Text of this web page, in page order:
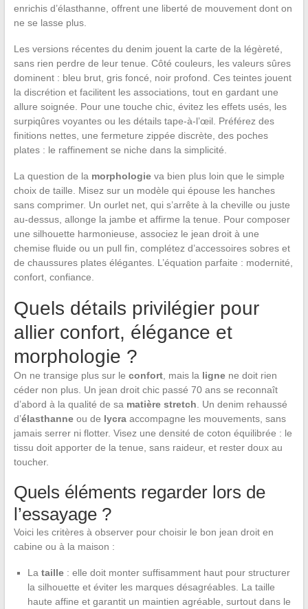
enrichis d’élasthanne, offrent une liberté de mouvement dont on
ne se lasse plus.
Les versions récentes du denim jouent la carte de la légèreté,
sans rien perdre de leur tenue. Côté couleurs, les valeurs sûres
dominent : bleu brut, gris foncé, noir profond. Ces teintes jouent
la discrétion et facilitent les associations, tout en gardant une
allure soignée. Pour une touche chic, évitez les effets usés, les
surpiqûres voyantes ou les détails tape-à-l’œil. Préférez des
finitions nettes, une fermeture zippée discrète, des poches
plates : le raffinement se niche dans la simplicité.
La question de la morphologieva bien plus loin que le simple
choix de taille. Misez sur un modèle qui épouse les hanches
sans comprimer. Un ourlet net, qui s’arrête à la cheville ou juste
au-dessus, allonge la jambe et affirme la tenue. Pour composer
une silhouette harmonieuse, associez le jean droit à une
chemise fluide ou un pull fin, complétez d’accessoires sobres et
de chaussures plates élégantes. L’équation parfaite : modernité,
confort, confiance.
Quels détails privilégier pour
allier confort, élégance et
morphologie ?
On ne transige plus sur le confort, mais la lignene doit rien
céder non plus. Un jean droit chic passé 70 ans se reconnaît
d’abord à la qualité de sa matière stretch . Un denim rehaussé
d’élasthanneou de lycraaccompagne les mouvements, sans
jamais serrer ni flotter. Visez une densité de coton équilibrée : le
tissu doit apporter de la tenue, sans raideur, et rester doux au
toucher.
Quels éléments regarder lors de
l’essayage ?
Voici les critères à observer pour choisir le bon jean droit en
cabine ou à la maison :
La taille: elle doit monter suffisamment haut pour structurer
la silhouette et éviter les marques désagréables. La taille
haute affine et garantit un maintien agréable, surtout dans le